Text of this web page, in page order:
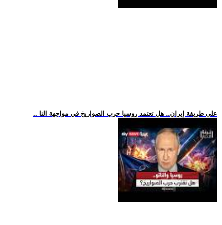
.. على طريقة إيران.. هل تعتمد روسيا حرب الصواريخ في مواجهة النا